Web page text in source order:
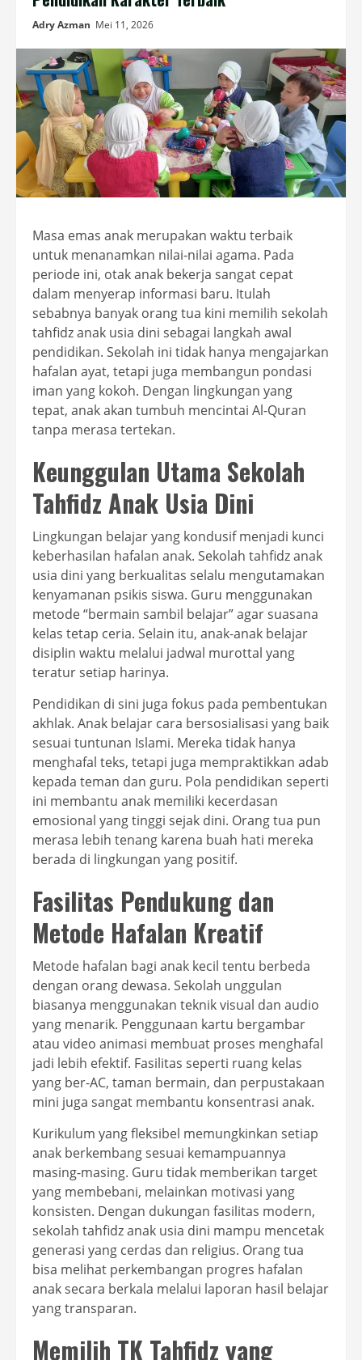
Adry Azman Mei 11, 2026
Masa emas anak merupakan waktu terbaik
untuk menanamkan nilai-nilai agama. Pada
periode ini, otak anak bekerja sangat cepat
dalam menyerap informasi baru. Itulah
sebabnya banyak orang tua kini memilih sekolah
tahfidz anak usia dini sebagai langkah awal
pendidikan. Sekolah ini tidak hanya mengajarkan
hafalan ayat, tetapi juga membangun pondasi
iman yang kokoh. Dengan lingkungan yang
tepat, anak akan tumbuh mencintai Al-Quran
tanpa merasa tertekan.
Keunggulan Utama Sekolah
Tahfidz Anak Usia Dini
Lingkungan belajar yang kondusif menjadi kunci
keberhasilan hafalan anak. Sekolah tahfidz anak
usia dini yang berkualitas selalu mengutamakan
kenyamanan psikis siswa. Guru menggunakan
metode “bermain sambil belajar” agar suasana
kelas tetap ceria. Selain itu, anak-anak belajar
disiplin waktu melalui jadwal murottal yang
teratur setiap harinya.
Pendidikan di sini juga fokus pada pembentukan
akhlak. Anak belajar cara bersosialisasi yang baik
sesuai tuntunan Islami. Mereka tidak hanya
menghafal teks, tetapi juga mempraktikkan adab
kepada teman dan guru. Pola pendidikan seperti
ini membantu anak memiliki kecerdasan
emosional yang tinggi sejak dini. Orang tua pun
merasa lebih tenang karena buah hati mereka
berada di lingkungan yang positif.
Fasilitas Pendukung dan
Metode Hafalan Kreatif
Metode hafalan bagi anak kecil tentu berbeda
dengan orang dewasa. Sekolah unggulan
biasanya menggunakan teknik visual dan audio
yang menarik. Penggunaan kartu bergambar
atau video animasi membuat proses menghafal
jadi lebih efektif. Fasilitas seperti ruang kelas
yang ber-AC, taman bermain, dan perpustakaan
mini juga sangat membantu konsentrasi anak.
Kurikulum yang fleksibel memungkinkan setiap
anak berkembang sesuai kemampuannya
masing-masing. Guru tidak memberikan target
yang membebani, melainkan motivasi yang
konsisten. Dengan dukungan fasilitas modern,
sekolah tahfidz anak usia dini mampu mencetak
generasi yang cerdas dan religius. Orang tua
bisa melihat perkembangan progres hafalan
anak secara berkala melalui laporan hasil belajar
yang transparan.
Memilih TK Tahfidz yang